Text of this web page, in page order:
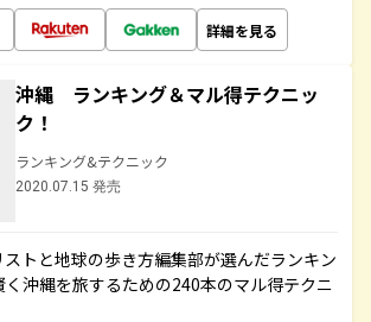
詳細を見る
沖縄 ランキング＆マル得テクニッ
ク！
ランキング&テクニック
2020.07.15 発売
トと地球の歩き方編集部が選んだランキン
沖縄を旅するための240本のマル得テクニ